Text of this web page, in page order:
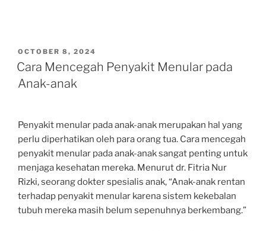
POSTED
ON
OCTOBER 8, 2024
Cara Mencegah Penyakit Menular pada
Anak-anak
Penyakit menular pada anak-anak merupakan hal yang
perlu diperhatikan oleh para orang tua. Cara mencegah
penyakit menular pada anak-anak sangat penting untuk
menjaga kesehatan mereka. Menurut dr. Fitria Nur
Rizki, seorang dokter spesialis anak, “Anak-anak rentan
terhadap penyakit menular karena sistem kekebalan
tubuh mereka masih belum sepenuhnya berkembang.”